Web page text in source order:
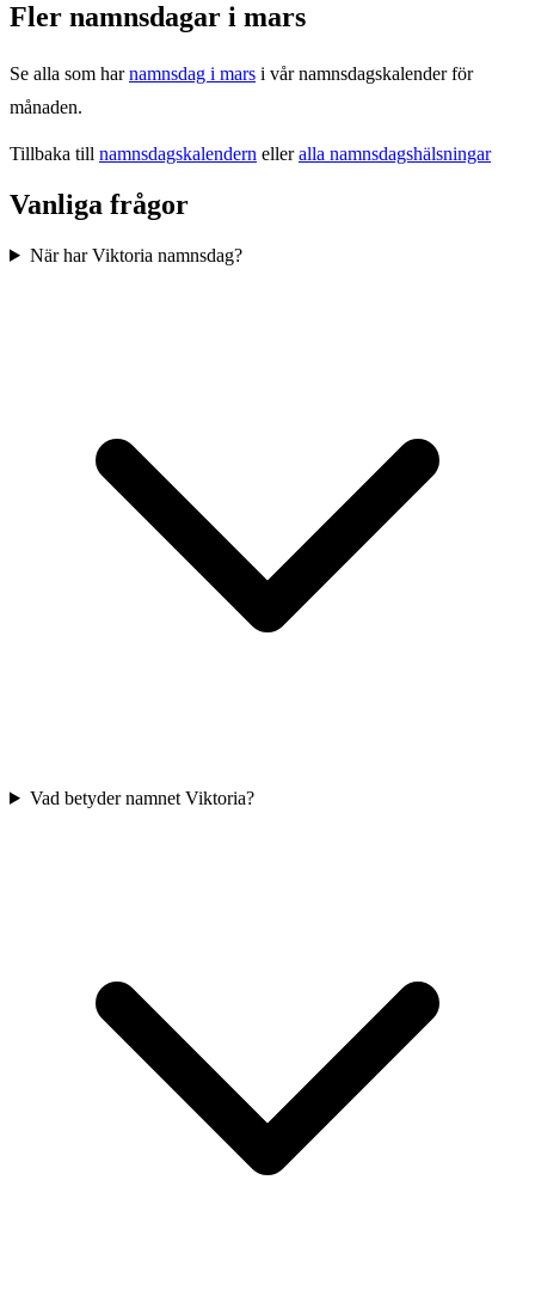
Fler namnsdagar i mars
Se alla som har namnsdag i mars i vår namnsdagskalender för
månaden.
Tillbaka till namnsdagskalendern elleralla namnsdagshälsningar
Vanliga frågor
När har Viktoria namnsdag?
Vad betyder namnet Viktoria?